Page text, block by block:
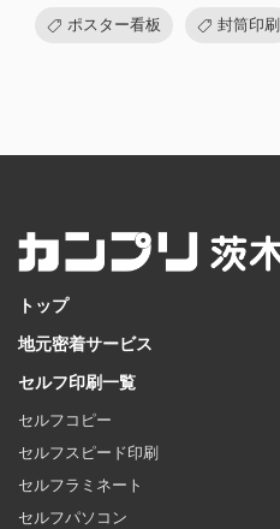
ポスター看板 封筒印刷
トップ
地元密着サービス
セルフ印刷一覧
セルフコピー
セルフスピード印刷
セルフラミネート
セルフパソコン